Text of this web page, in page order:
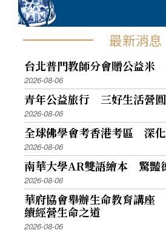
最新消息
台北普門教師分會贈公益米
2026-08-06
青年公益旅行 三好生活營
2026-08-06
全球佛學會考香港考區 深
2026-08-06
南華大學AR雙語繪本 驚豔
2026-08-06
華府協會舉辦生命教育講座
續經營生命之道
2026-08-06